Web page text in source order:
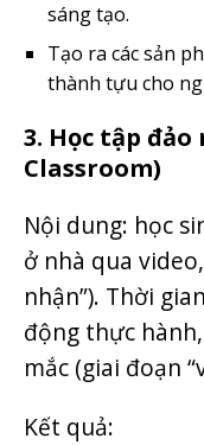
sáng tạo.
Tạo ra các sản
thành tựu cho
3. Học tập
Classroom)
Nội dung: học
ở nhà qua
nhận”). Thời
động thực
mắc (giai đoạn
Kết quả: